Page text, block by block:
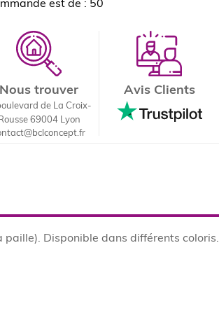
est de : 50
Nous trouver
de La Croix-
69004 Lyon
Avis Clients
Disponible dans différents coloris.